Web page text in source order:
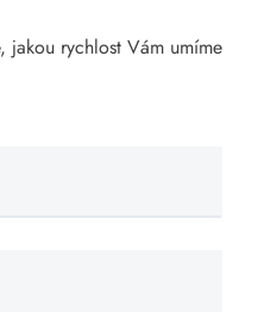
jakou rychlost Vám umíme